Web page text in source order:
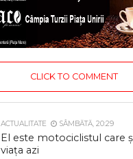
CLICK TO COMMENT
ACTUALITATE SÂMBĂTĂ, 20:29
El este motociclistul care
viața azi